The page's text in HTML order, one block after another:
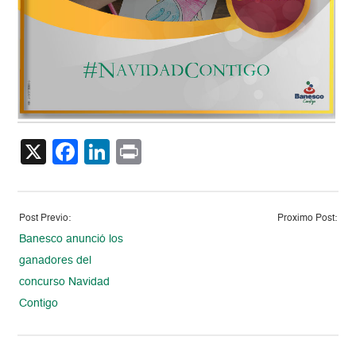
X Facebook
LinkedIn
Post Previo:
Banesco anunció los
ganadores del
concurso Navidad
Contigo
Proximo Post: